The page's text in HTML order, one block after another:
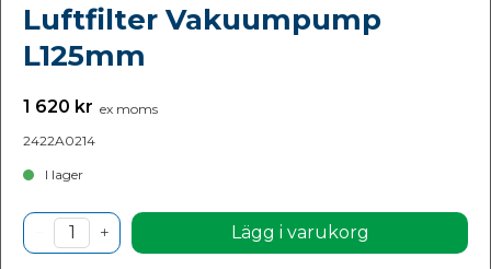
Luftfilter Vakuumpump
L125mm
1 620 kr ex moms
2422A0214
I lager
Lägg i varukorg